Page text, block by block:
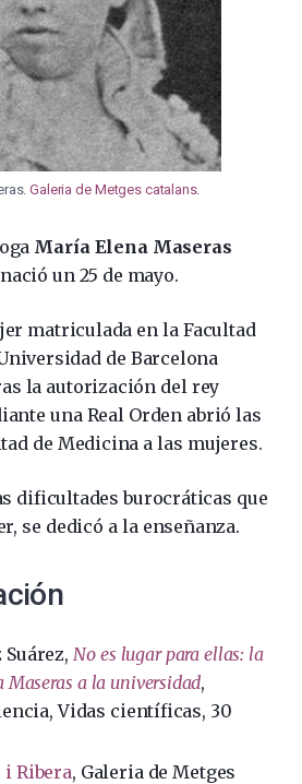
Galeria de Metges catalans.
María Elena Maseras
un 25 de mayo.
matriculada en la Facultad
de Barcelona
la autorización del rey
una Real Orden abrió las
de Medicina a las mujeres.
dificultades burocráticas que
se dedicó a la enseñanza.
Suárez, No es lugar para ellas: la
Maseras a la universidad,
Vidas científicas, 30
i Ribera, Galeria de Metges